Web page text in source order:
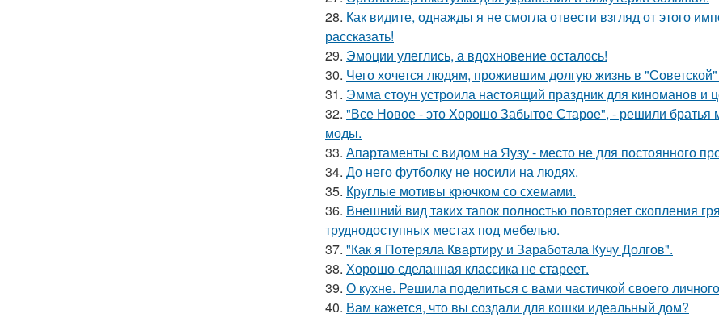
28. Как видите, однажды я не смогла отвести взгляд от этого
рассказать!
29. Эмоции улеглись, а вдохновение осталось!
30. Чего хочется людям, прожившим долгую жизнь в "Советской"
31. Эмма стоун устроила настоящий праздник для киноманов
32. "Все Новое - это Хорошо Забытое Старое", - решили братья
моды.
33. Апартаменты с видом на Яузу - место не для постоянного
34. До него футболку не носили на людях.
35. Круглые мотивы крючком со схемами.
36. Внешний вид таких тапок полностью повторяет скопления
труднодоступных местах под мебелью.
37. "Как я Потеряла Квартиру и Заработала Кучу Долгов".
38. Хорошо сделанная классика не стареет.
39. О кухне. Решила поделиться с вами частичкой своего
40. Вам кажется, что вы создали для кошки идеальный дом?